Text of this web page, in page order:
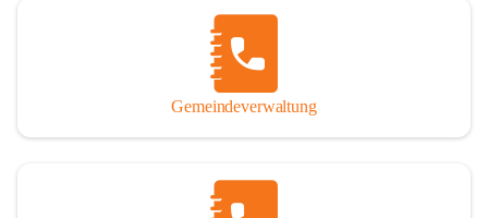
Gemeindeverwaltung